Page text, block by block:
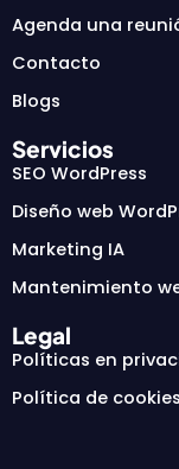
Agenda una
Contacto
Blogs
Servicios
SEO WordPress
Diseño web
Marketing IA
Mantenimiento
Legal
Políticas en
Política de cookies